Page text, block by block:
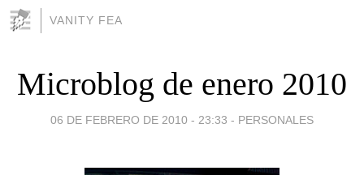
VANITY FEA
Microblog de enero 2010
06 DE FEBRERO DE 2010 - 23:33 - PERSONALES